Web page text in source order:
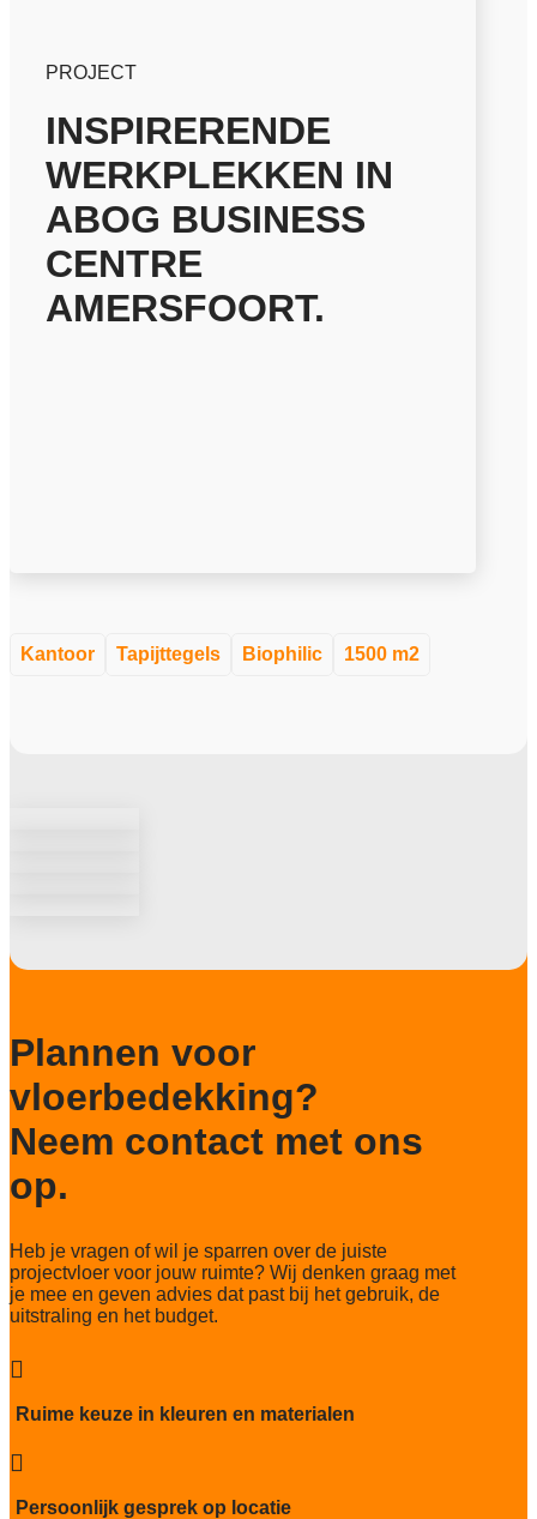
PROJECT
INSPIRERENDE
WERKPLEKKEN IN
ABOG BUSINESS
CENTRE
AMERSFOORT.
Kantoor Tapijttegels Biophilic 1500 m2
Plannen voor
vloerbedekking?
Neem contact met ons
op.
Heb je vragen of wil je sparren over de juiste
projectvloer voor jouw ruimte? Wij denken graag met
je mee en geven advies dat past bij het gebruik, de
uitstraling en het budget.

Ruime keuze in kleuren en materialen

Persoonlijk gesprek op locatie